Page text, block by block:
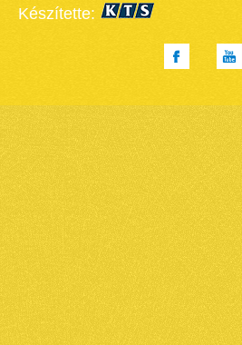
Készítette: